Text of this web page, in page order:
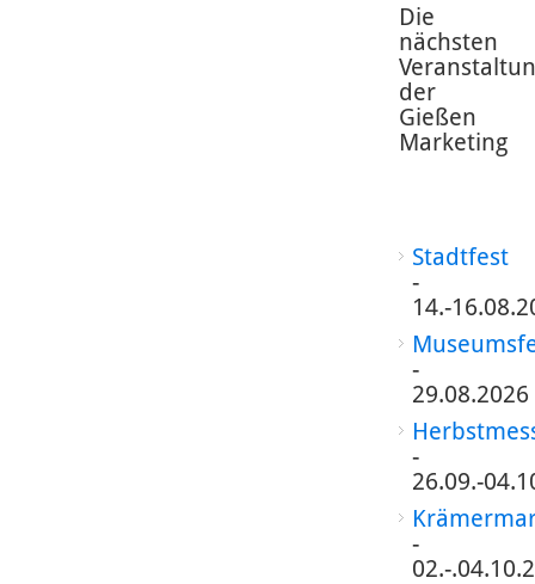
Die
nächsten
der
Gießen
Marketing
Stadtfest
-
14.-
-
29.08.2026
-
26.09.-
-
02.-